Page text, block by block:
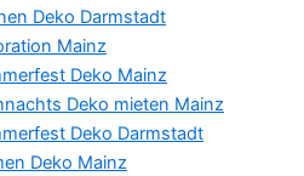
Deko Darmstadt
Mainz
Deko Mainz
Deko mieten Mainz
Deko Darmstadt
Deko Mainz